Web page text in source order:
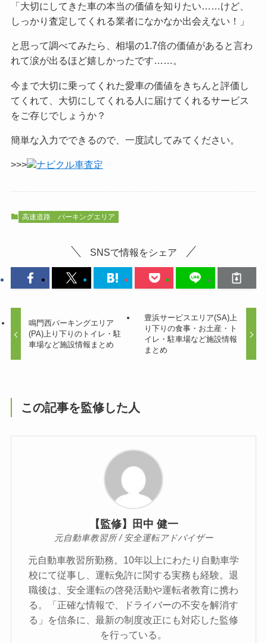
「大切にしてきた車の本当の価値を知りたい……けど、
しっかり査定してくれる業者になかなか出会えない！」
と思って調べてみたら、相場の1.7倍の価値があると言わ
れて涙が出るほど嬉しかったです……。
今まで大切に乗ってくれた愛車の価値をきちんと評価し
てくれて、大切にしてくれる人に届けてくれるサービス
をご存じでしょうか？
簡単な入力でできるので、一度試してみてください。
>>> ナビクル車査定
高速道路 パーキングエリア
SNSで情報をシェア
鳴門西パーキングエリア
(PA)上り下りのトイレ・駐
車場など施設情報まとめ
豊浜サービスエリア(SA)上
り下りの食事・お土産・ト
イレ・駐車場など施設情報
まとめ
この記事を監修した人
【監修】田中 健一
元自動車教習所 / 安全運転アドバイザー
元自動車教習所勤務。10年以上にわたり自動車学
校にて従事し、運転免許に関する実務も経験。退
職後は、安全運転の啓発活動や運転者教育に携わ
る。「正確な情報で、ドライバーの不安を解消す
る」を信条に、最新の制度改正にも対応した監修
を行っている。